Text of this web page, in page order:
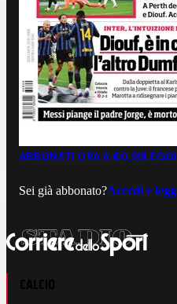
ABBONATI ORA A €0,99
Sei già abbonato?Accedi e